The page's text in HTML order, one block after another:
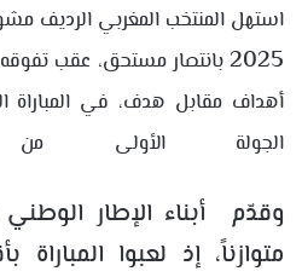
استهل المنتخب المغربي الرديف
2025بانتصار مستحق، عقب
أهداف مقابل هدف، في المباراة
الجولة الأولى من
وقدّم أبناء الإطار
متوازناً، إذ لعبوا